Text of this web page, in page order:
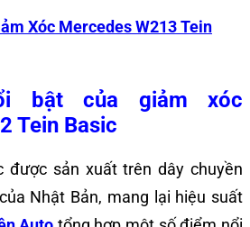
Xóc Mercedes W213 Tein
bật của giảm xóc
Tein Basic
được sản xuất trên dây chuyền
Nhật Bản, mang lại hiệu suất